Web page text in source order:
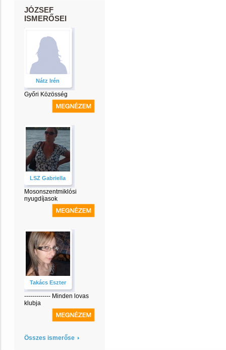
JÓZSEF
ISMERŐSEI
Nátz Irén
Győri Közösség
LSZ Gabriella
Mosonszentmiklósi
nyugdíjasok
Takács Eszter
------------- Minden lovas
klubja
Összes ismerőse